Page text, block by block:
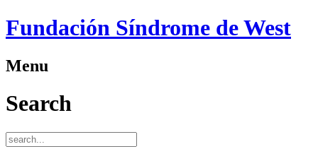
Fundación Síndrome de West
Menu
Search